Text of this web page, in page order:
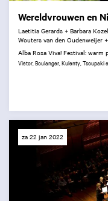
Wereldvrouwen en
Laetitia Gerards + Barbara
Wouters van den Oudenweijer
Alba Rosa Viva! Festival:
Viëtor, Boulanger, Kulenty, Tsoupaki
za 22 jan 2022